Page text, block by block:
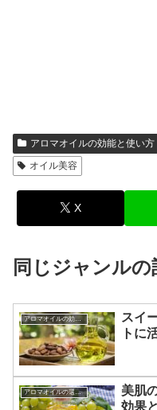
アロマオイルの効能と使い方
オイル美容
X
同じジャンルの
アロマオイルの効能と使い方
スイ
トに
アロマオイルの選び方
美肌
効果